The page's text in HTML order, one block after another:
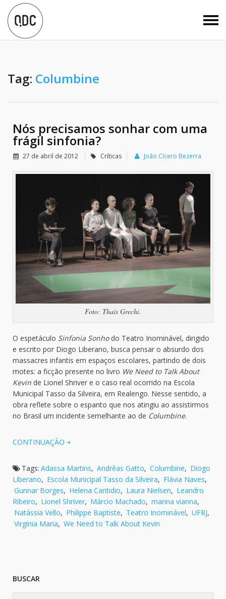
Tag: Columbine
Nós precisamos sonhar com uma
frágil sinfonia?
27 de abril de 2012 Críticas João Cícero Bezerra
Foto: Thaís Grechi.
O espetáculo Sinfonia Sonhodo Teatro Inominável, dirigido
e escrito por Diogo Liberano, busca pensar o absurdo dos
massacres infantis em espaços escolares, partindo de dois
motes: a ficção presente no livro We Need to Talk About
Kevin de Lionel Shriver e o caso real ocorrido na Escola
Municipal Tasso da Silveira, em Realengo. Nesse sentido, a
obra reflete sobre o espanto que nos atingiu ao assistirmos
no Brasil um incidente semelhante ao de Columbine.
CONTINUAÇÃO
Tags: Adassa Martins, Andrêas Gatto, Columbine, Diogo
Liberano, Escola Municipal Tasso da Silveira, Flávia Naves,
Gunnar Borges, Helena Cantidio, Laura Nielsen, Leandro
Ribeiro, Lionel Shriver, Márcio Machado, marina vianna,
Natássia Vello, Philippe Baptiste, Teatro Inominável, UFRJ,
Virgínia Maria, We Need to Talk About Kevin
BUSCAR